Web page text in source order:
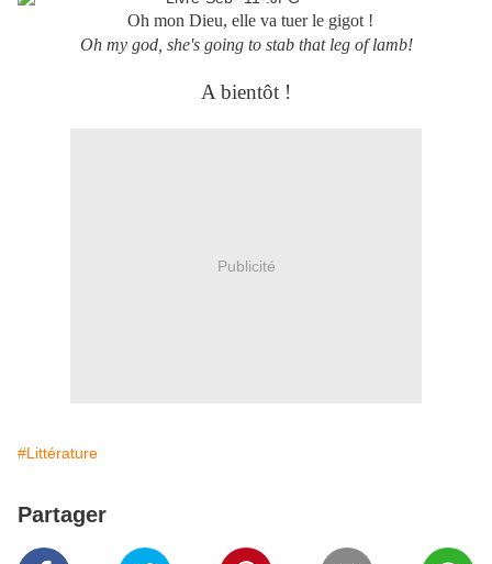
Oh mon Dieu, elle va tuer le gigot !
Oh my god, she's going to stab that leg of lamb!
A bientôt !
Publicité
#Littérature
Partager